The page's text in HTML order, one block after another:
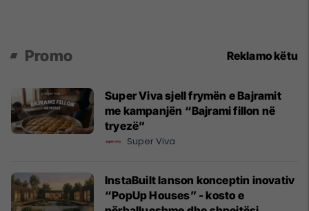
Promo Reklamo këtu
Super Viva sjell frymën e Bajramit
me kampanjën “Bajrami fillon në
tryezë”
Super Viva
InstaBuilt lanson konceptin inovativ
“PopUp Houses” - kosto e